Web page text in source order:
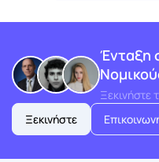
Ένταξη
Ξεκινήστε
Ξεκινήστε